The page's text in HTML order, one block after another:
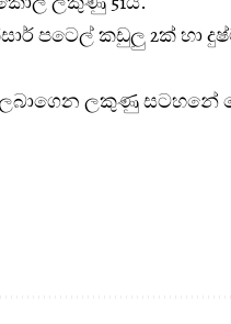
පටෙල් කඩුලු 2ක් හා
ලබාගෙන ලකුණු